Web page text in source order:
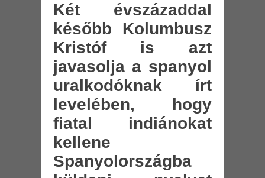
Két évszázaddal
később Kolumbusz
Kristóf is azt
javasolja a spanyol
uralkodóknak írt
levelében, hogy
fiatal indiánokat
kellene
Spanyolországba